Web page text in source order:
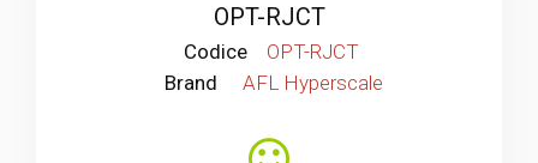
OPT-RJCT
Codice
OPT-RJCT
Brand
AFL Hyperscale